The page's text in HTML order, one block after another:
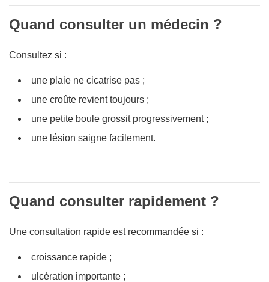
Quand consulter un médecin ?
Consultez si :
une plaie ne cicatrise pas ;
une croûte revient toujours ;
une petite boule grossit progressivement ;
une lésion saigne facilement.
Quand consulter rapidement ?
Une consultation rapide est recommandée si :
croissance rapide ;
ulcération importante ;